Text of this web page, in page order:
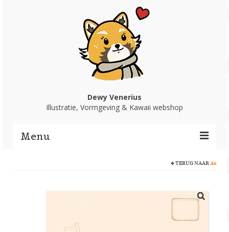
Dewy Venerius
Illustratie, Vormgeving & Kawaii webshop
Menu
Portfolio
TERUG NAAR A6